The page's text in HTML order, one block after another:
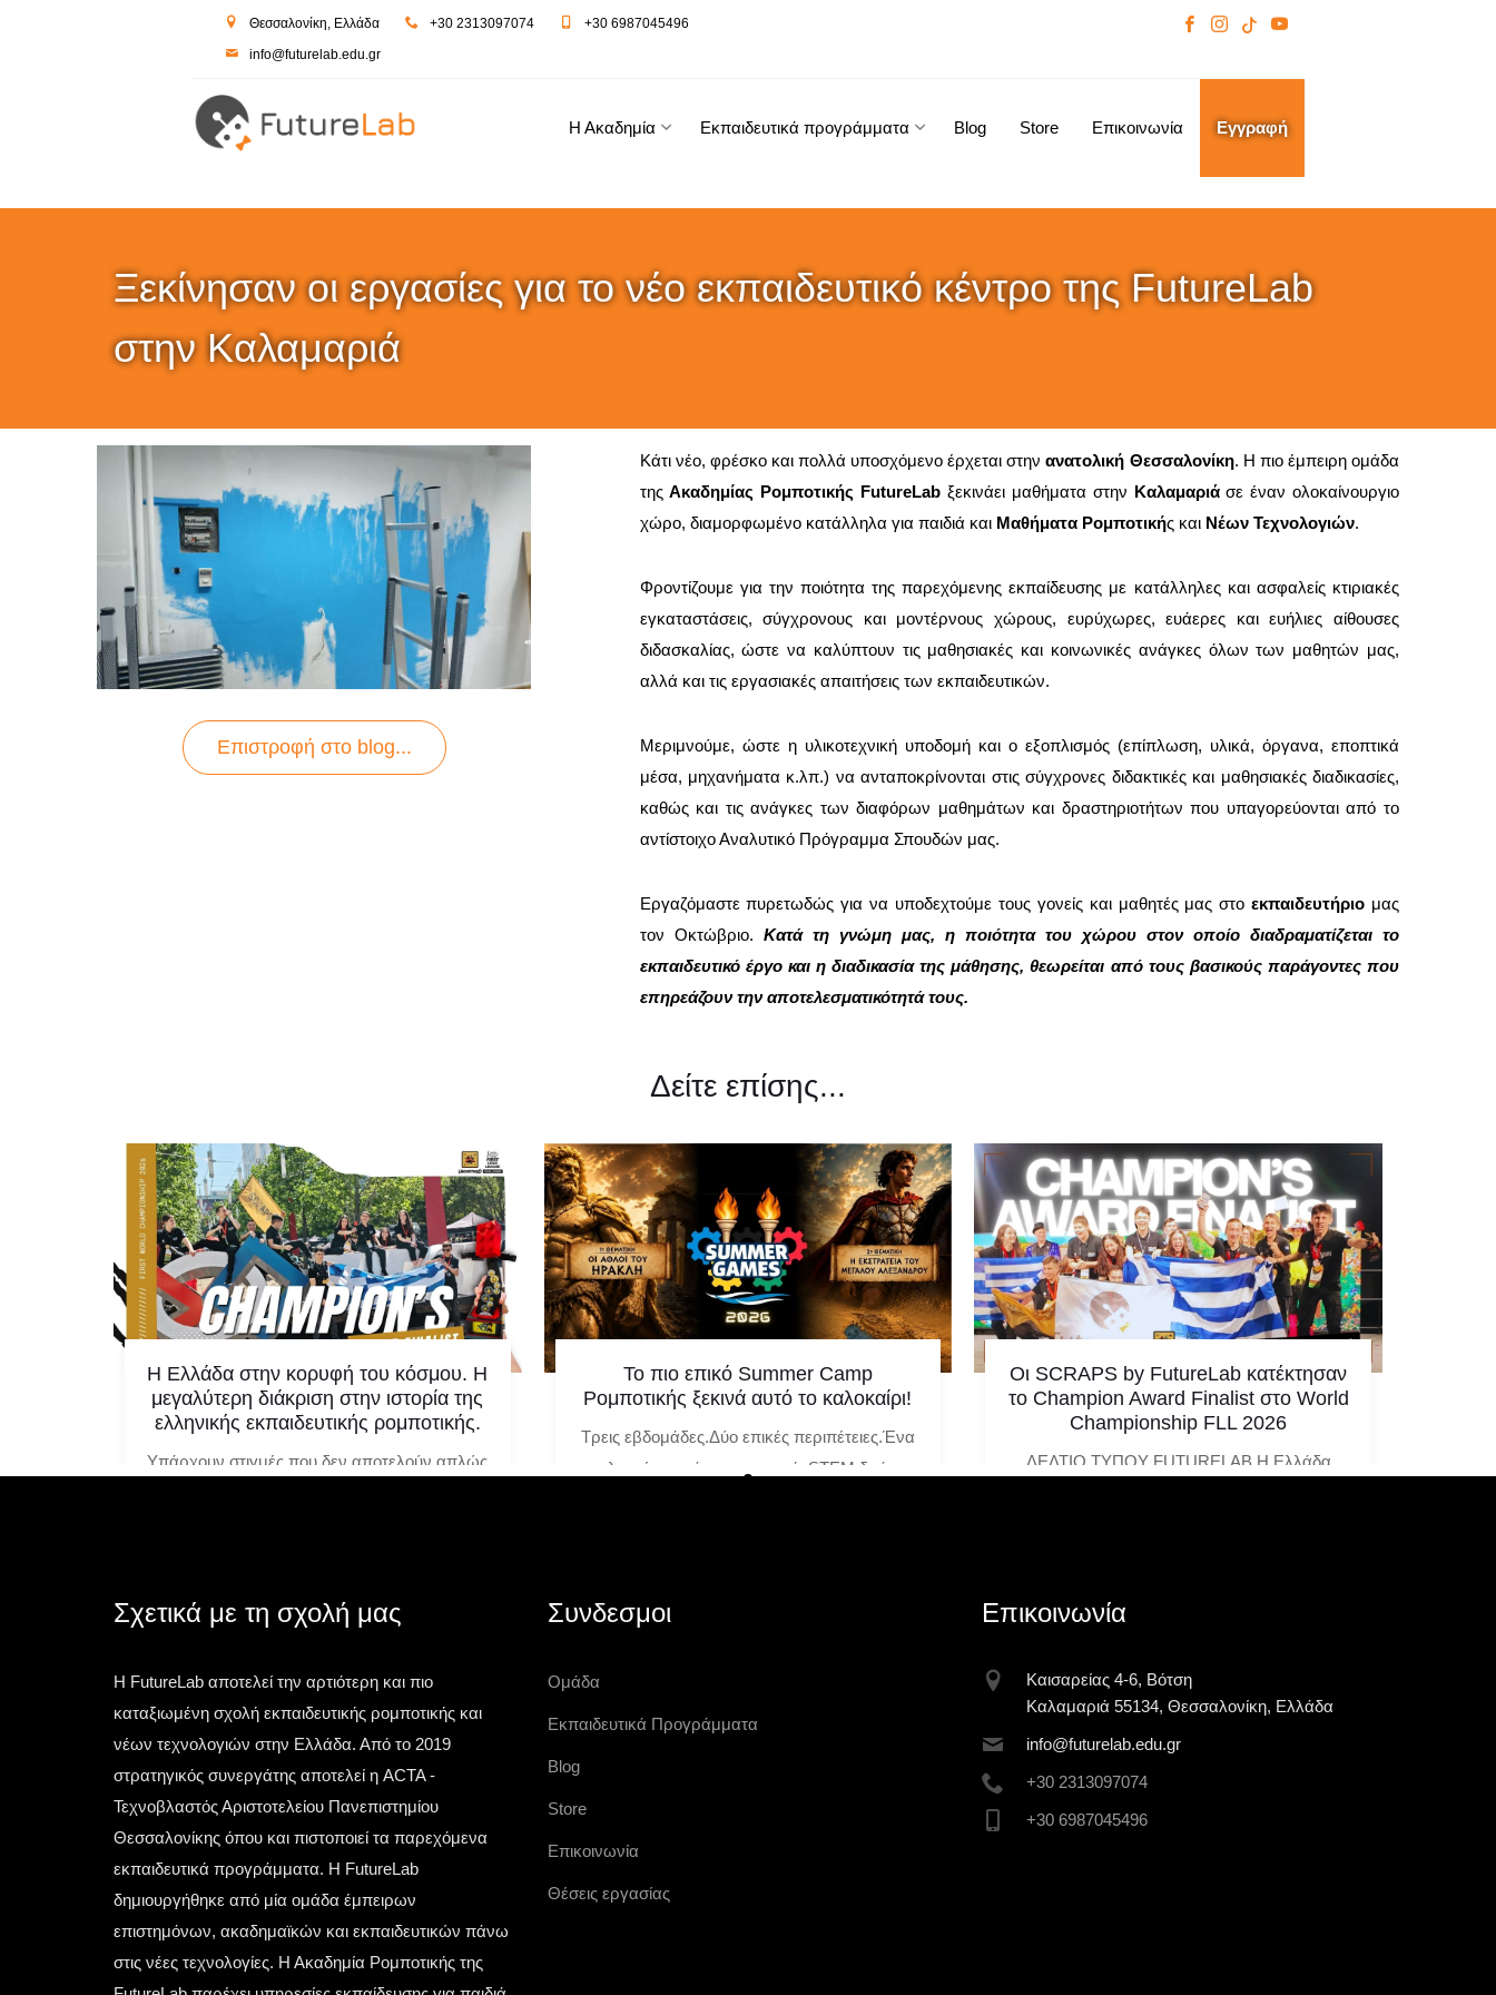
Θεσσαλονίκη, Ελλάδα +30 2313097074
+30 6987045496
info@futurelab.edu.gr
Η Ακαδημία Εκπαιδευτικά προγράμματα Blog Store Επικοινωνία Εγγραφή
Ξεκίνησαν οι εργασίες για το νέο εκπαιδευτικό κέντρο της FutureLab
στην Καλαμαριά
Επιστροφή στo blog...
Κάτι νέο, φρέσκο και πολλά υποσχόμενο έρχεται στηνανατολική Θεσσαλονίκη. Η πιο έμπειρη ομάδα
τηςΑκαδημίας Ρομποτικής FutureLab ξεκινάει μαθήματα στην Καλαμαριάσε έναν ολοκαίνουργιο
χώρο, διαμορφωμένο κατάλληλα για παιδιά καιΜαθήματα Ρομποτικής και Νέων Τεχνολογιών.
Φροντίζουμε για την ποιότητα της παρεχόμενης εκπαίδευσης με κατάλληλες και ασφαλείς κτιριακές
εγκαταστάσεις, σύγχρονους και μοντέρνους χώρους, ευρύχωρες, ευάερες και ευήλιες αίθουσες
διδασκαλίας, ώστε να καλύπτουν τις μαθησιακές και κοινωνικές ανάγκες όλων των μαθητών μας,
αλλά και τις εργασιακές απαιτήσεις των εκπαιδευτικών.
Μεριμνούμε, ώστε η υλικοτεχνική υποδομή και ο εξοπλισμός (επίπλωση, υλικά, όργανα, εποπτικά
μέσα, μηχανήματα κ.λπ.) να ανταποκρίνονται στις σύγχρονες διδακτικές και μαθησιακές διαδικασίες,
καθώς και τις ανάγκες των διαφόρων μαθημάτων και δραστηριοτήτων που υπαγορεύονται από το
αντίστοιχο Αναλυτικό Πρόγραμμα Σπουδών μας.
Εργαζόμαστε πυρετωδώς για να υποδεχτούμε τους γονείς και μαθητές μας στοεκπαιδευτήριο μας
τον Οκτώβριο. Κατά τη γνώμη μας, η ποιότητα του χώρου στον οποίο διαδραματίζεται το
εκπαιδευτικό έργο και η διαδικασία της μάθησης, θεωρείται από τους βασικούς παράγοντες που
επηρεάζουν την αποτελεσματικότητά τους.
Δείτε επίσης...
Η Ελλάδα στην κορυφή του κόσμου. Η
μεγαλύτερη διάκριση στην ιστορία της
ελληνικής εκπαιδευτικής ρομποτικής.
Υπάρχουν στιγμές που δεν αποτελούν απλώς
Τετάρτη 13 Μαΐου 2026
Το πιο επικό Summer Camp
Ρομποτικής ξεκινά αυτό το καλοκαίρι!
Τρεις εβδομάδες.Δύο επικές περιπέτειες.Ένα
καλοκαίρι γεμάτο ρομποτική, STEM δράση
Οι SCRAPS by FutureLab κατέκτησαν
το Champion Award Finalist στο World
Championship FLL 2026
ΔΕΛΤΙΟ ΤΥΠΟΥ FUTURELAB Η Ελλάδα
Σχετικά με τη σχολή μας
Η FutureLab αποτελεί την αρτιότερη και πιο
καταξιωμένη σχολή εκπαιδευτικής ρομποτικής και
νέων τεχνολογιών στην Ελλάδα. Από το 2019
στρατηγικός συνεργάτης αποτελεί η ACTA -
Τεχνοβλαστός Αριστοτελείου Πανεπιστημίου
Θεσσαλονίκης όπου και πιστοποιεί τα παρεχόμενα
εκπαιδευτικά προγράμματα. Η FutureLab
δημιουργήθηκε από μία ομάδα έμπειρων
επιστημόνων, ακαδημαϊκών και εκπαιδευτικών πάνω
στις νέες τεχνολογίες. Η Ακαδημία Ρομποτικής της
Συνδεσμοι
Ομάδα
Εκπαιδευτικά Προγράμματα
Blog
Store
Επικοινωνία
Θέσεις εργασίας
Επικοινωνία
Καισαρείας 4-6, Βότση
Καλαμαριά 55134, Θεσσαλονίκη, Ελλάδα
info@futurelab.edu.gr
+30 2313097074
+30 6987045496